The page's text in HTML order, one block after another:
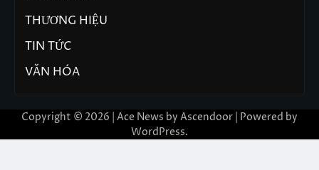
THƯƠNG HIỆU
TIN TỨC
VĂN HÓA
Copyright © 2026 | Ace News by Ascendoor | Powered by
WordPress.